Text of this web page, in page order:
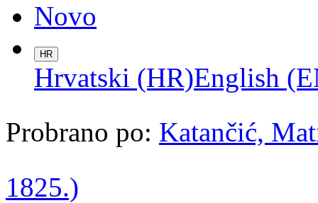
Novo
HR
Hrvatski (HR)English
Probrano po: Katančić,
1825.)